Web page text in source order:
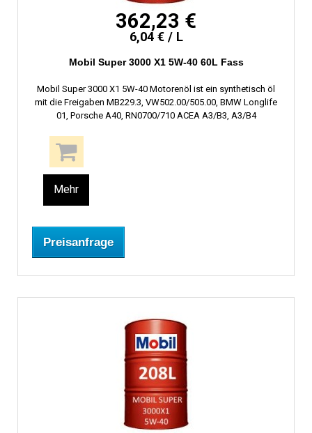
362,23 €
6,04 € / L
Mobil Super 3000 X1 5W-40 60L Fass
Mobil Super 3000 X1 5W-40 Motorenöl ist ein synthetisch öl
mit die Freigaben MB229.3, VW502.00/505.00, BMW Longlife
01, Porsche A40, RN0700/710 ACEA A3/B3, A3/B4
Mehr
Preisanfrage